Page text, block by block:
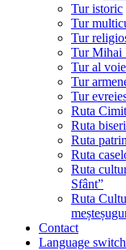
Tur istoric
Tur
Tur
Tur Mihai
Tur al
Tur
Tur
Ruta
Ruta
Ruta
Ruta
Ruta
Sfânt”
Ruta
Contact
Language